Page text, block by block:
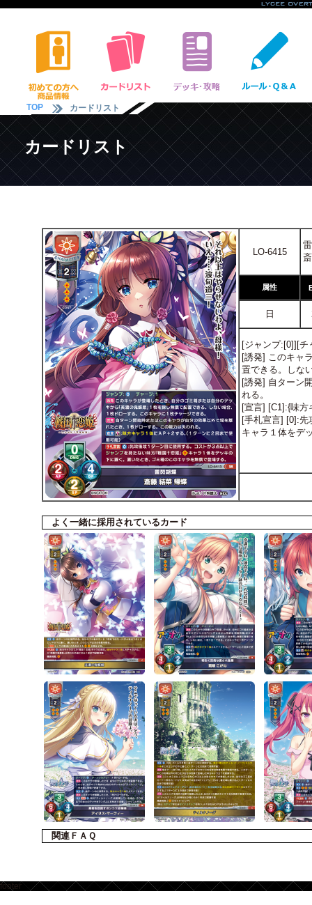
TOP カードリスト
カードリスト
LO-6415
属性
日
[ジャンプ:[0]][チ
[誘発] このキャ
置できる。しな
[誘発] 自ターン
れる。
[宣言] [C1]:{味方
[手札宣言] [0]:先
キャラ１体をデ
よく一緒に採用されているカード
関連ＦＡＱ
footer